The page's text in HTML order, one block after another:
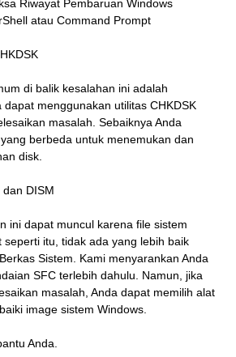
Riwayat Pembaruan Windows
atau Command Prompt
di balik kesalahan ini adalah
dapat menggunakan utilitas CHKDSK
masalah. Sebaiknya Anda
berbeda untuk menemukan dan
disk.
DISM
ini dapat muncul karena file sistem
seperti itu, tidak ada yang lebih baik
Sistem. Kami menyarankan Anda
SFC terlebih dahulu. Namun, jika
masalah, Anda dapat memilih alat
image sistem Windows.
Anda.